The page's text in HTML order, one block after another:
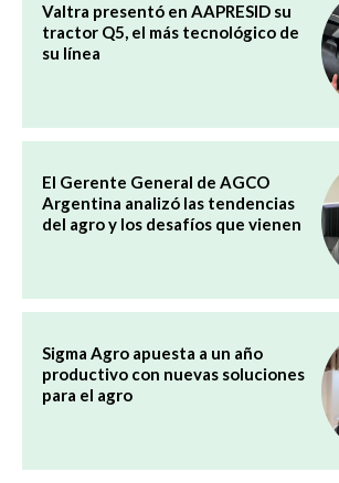
Valtra presentó en AAPRESID su
tractor Q5, el más tecnológico de
su línea
El Gerente General de AGCO
Argentina analizó las tendencias
del agro y los desafíos que vienen
Sigma Agro apuesta a un año
productivo con nuevas soluciones
para el agro